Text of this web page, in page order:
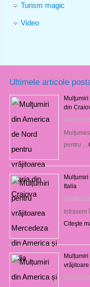
Turism magic
Video
Ultimele articole
din
07/08/2026
pentru …
Italia
07/08/2026
Intrasem
Citeşte
07/08/2026